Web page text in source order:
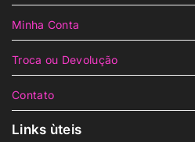
Minha Conta
Troca ou Devolução
Contato
Links ùteis